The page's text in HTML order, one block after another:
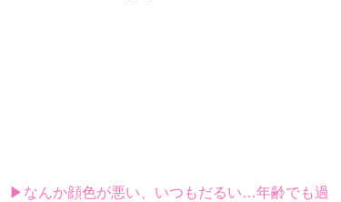
▶なんか顔色が悪い、いつもだるい…年齢でも過